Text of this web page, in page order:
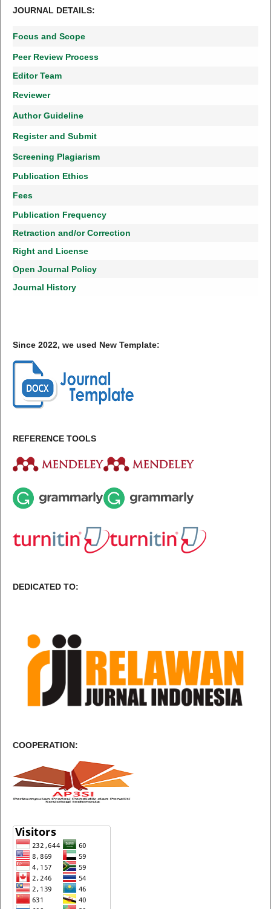
JOURNAL DETAILS:
Focus and Scope
Peer Review Process
Editor Team
Reviewer
Author Guideline
Register and Submit
Screening Plagiarism
Publication Ethics
Fees
Publication Frequency
Retraction and/or Correction
Right and License
Open Journal Policy
Journal History
Since 2022, we used New Template:
REFERENCE TOOLS
DEDICATED TO:
COOPERATION: